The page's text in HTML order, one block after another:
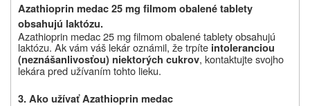
Azathioprin medac 25 mg filmom obalené tablety
obsahujú laktózu.
Azathioprin medac 25 mg filmom obalené tablety obsahujú
laktózu.Ak vám váš lekár oznámil, že trpíte intoleranciou
(neznášanlivosťou) niektorých cukrov, kontaktujte svojho
lekára pred užívaním tohto lieku.
3. Ako užívať Azathioprin medac